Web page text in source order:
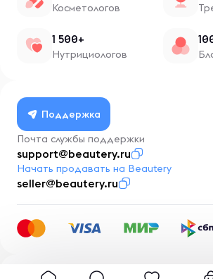
Косметологов
1 500+
Нутрициологов
Поддержка
Почта службы поддержки
support@beautery.ru
Начать продавать на Beautery
seller@beautery.ru